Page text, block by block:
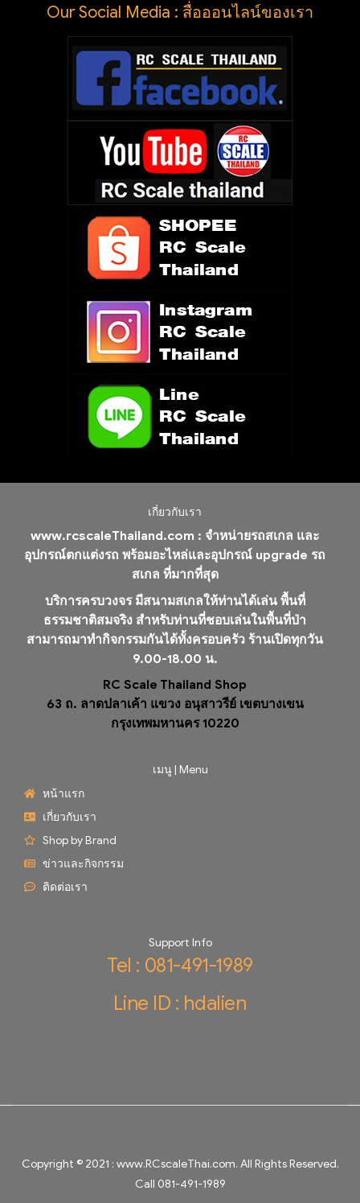
Our Social Media : สื่อออนไลน์ของเรา
เกี่ยวกับเรา
www.rcscaleThailand.com : จำหน่ายรถสเกล และ
อุปกรณ์ตกแต่งรถ พร้อมอะไหล่และอุปกรณ์ upgrade รถ
สเกล ที่มากที่สุด
บริการครบวงจร มีสนามสเกลให้ท่านได้เล่น พื้นที่
ธรรมชาติสมจริง สำหรับท่านที่ชอบเล่นในพื้นที่ป่า
สามารถมาทำกิจกรรมกันได้ทั้งครอบครัว ร้านเปิดทุกวัน
9.00-18.00 น.
RC Scale Thailand Shop
63 ถ. ลาดปลาเค้า แขวง อนุสาวรีย์ เขตบางเขน
กรุงเทพมหานคร 10220
เมนู | Menu
หน้าแรก
เกี่ยวกับเรา
Shop by Brand
ข่าวและกิจกรรม
ติดต่อเรา
Support Info
Tel : 081-491-1989
Line ID : hdalien
Copyright © 2021 : www.RCscaleThai.com. All Rights Reserved.
Call 081-491-1989